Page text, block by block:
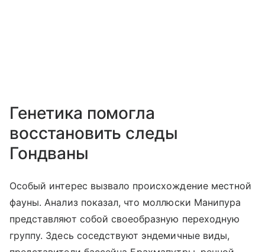
Генетика помогла
восстановить следы
Гондваны
Особый интерес вызвало происхождение местной
фауны. Анализ показал, что моллюски Манипура
представляют собой своеобразную переходную
группу. Здесь соседствуют эндемичные виды,